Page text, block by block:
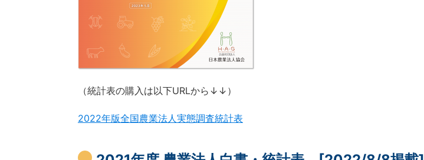
（統計表の購入は以下URLから↓↓）
2022年版全国農業法人実態調査統計表